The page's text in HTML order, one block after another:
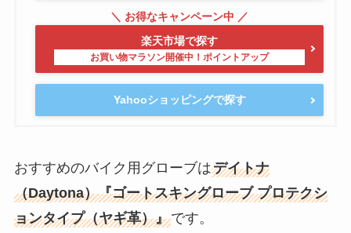
楽天市場で探す
Yahooショッピングで探す
おすすめのバイク用グローブはデイトナ
（Daytona）『ゴートスキングローブ プロテクシ
ョンタイプ（ヤギ革）』です。